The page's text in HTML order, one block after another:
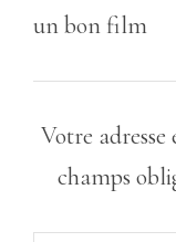
un bon film
Votre adresse
champs